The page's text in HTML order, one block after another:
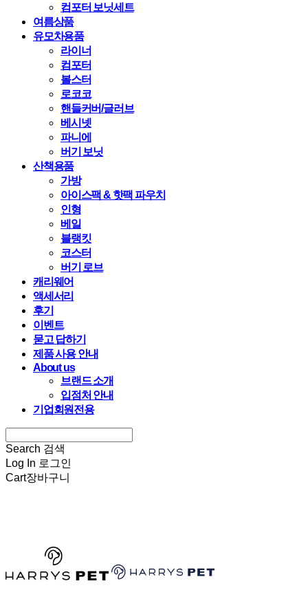
컴포터 보닛세트
여름상품
유모차용품
라이너
컴포터
볼스터
로코코
핸들커버/글러브
베시넷
파니에
버기 보닛
산책용품
가방
아이스팩 & 핫팩 파우치
인형
베일
블랭킷
코스터
버기 로브
캐리웨어
액세서리
후기
이벤트
묻고 답하기
제품 사용 안내
About us
브랜드 소개
입점처 안내
기업회원전용
Search 검색
Log In 로그인
Cart장바구니